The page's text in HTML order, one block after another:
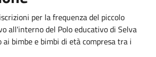
per la frequenza del piccolo
all'interno del Polo educativo di Selva
bimbe e bimbi di età compresa tra i